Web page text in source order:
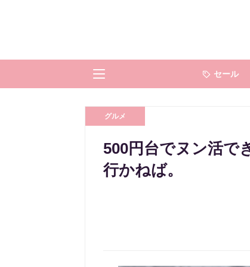
セール
グルメ
500円台でヌン活で
行かねば。